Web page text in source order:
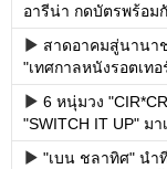
อารีน่า กดบัตรพร้อม
สาดอาคมสู่นานาช
"เทศกาลหนังรอตเท
6 หนุ่มวง
"SWITCH IT UP" ม
"เบน ชลาทิศ" นำ